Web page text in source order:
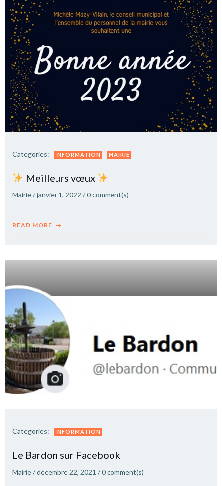
Categories: INFORMATION MAIRIE
Meilleurs vœux
Mairie/janvier 1, 2022 /0comment(s)
READ MORE
Categories: INFORMATION
Le Bardon sur Facebook
Mairie/décembre 22, 2021 /0comment(s)